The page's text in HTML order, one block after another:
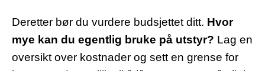
Deretter bør du vurdere budsjettet ditt. Hvor
mye kan du egentlig bruke på utstyr? Lag en
oversikt over kostnader og sett en grense for